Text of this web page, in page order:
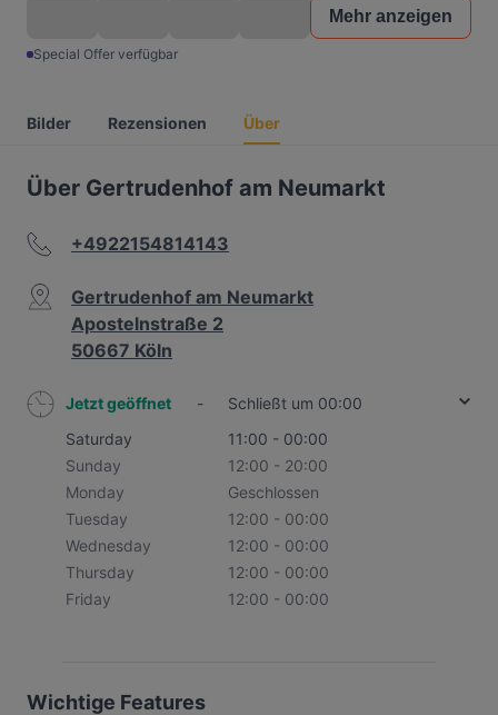
Mehr anzeigen
Special Offer verfügbar
Bilder Rezensionen Über
Über Gertrudenhof am Neumarkt
+4922154814143
Gertrudenhof am Neumarkt
Apostelnstraße 2
50667 Köln
Jetzt geöffnet -
Schließt um 00:00
Saturday
11:00 - 00:00
Sunday
12:00 - 20:00
Monday
Geschlossen
Tuesday
12:00 - 00:00
Wednesday
12:00 - 00:00
Thursday
12:00 - 00:00
Friday
12:00 - 00:00
Wichtige Features